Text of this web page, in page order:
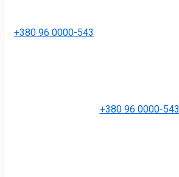
+380 96 0000-543
+380 96 0000-543